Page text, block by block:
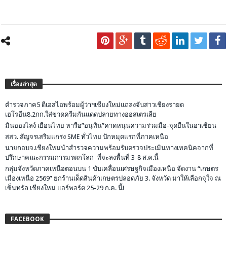
เรื่องล่าสุด
ตำรวจภาค5 ดีเอสไอพร้อมผู้ว่าฯเชียงใหม่แถลงจับสาวเชียงรายด
เฮโรอีน8.2กก.ใส่ขวดครีมกันแดดปลายทางออสเตรเลีย
มินอองไลง์ เยือนไทย หารือ”อนุทิน”คาดหนุนความร่วมมือ-จุดยืนในอาเซียน
สสว. สัญจรเสริมแกร่ง SME ทั่วไทย ปักหมุดแรกที่ภาคเหนือ
นายกอบจ.เชียงใหม่นำสำรวจความพร้อมรับตรวจประเมินทางเทคนิคจากที่
ปรึกษาคณะกรรมการมรดกโลก ที่จะลงพื้นที่ 3-8 ส.ค.นี้
กลุ่มจังหวัดภาคเหนือตอนบน 1 ขับเคลื่อนเศรษฐกิจเมืองเหนือ จัดงาน “เกษตร
เมืองเหนือ 2569” ยกร้านเด็ดสินค้าเกษตรปลอดภัย 3. จังหวัด มาให้เลือกจุใจ ณ
เซ็นทรัล เชียงใหม่ แอร์พอร์ต 25-29 ก.ค. นี้!
FACEBOOK